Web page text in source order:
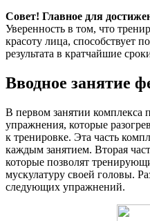
Совет! Главное для
Уверенность в том, что
красоту лица, способствует
результата в кратчайшие
Вводное занятие
В первом занятии комплекса
упражнения, которые
к тренировке. Эта часть
каждым занятием. Вторая
которые позволят
мускулатуру своей головы.
следующих упражнений.